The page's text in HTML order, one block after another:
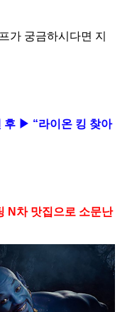
가 궁금하시다면 지
후 ▶ “라이온 킹 찾아
N차 맛집으로 소문난